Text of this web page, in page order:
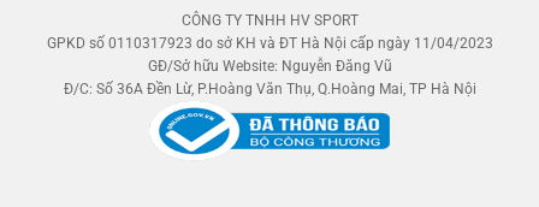
CÔNG TY TNHH HV SPORT
GPKD số 0110317923 do sở KH và ĐT Hà Nội cấp ngày 11/04/2023
GĐ/Sở hữu Website: Nguyễn Đăng Vũ
Đ/C: Số 36A Đền Lừ, P.Hoàng Văn Thụ, Q.Hoàng Mai, TP Hà Nội